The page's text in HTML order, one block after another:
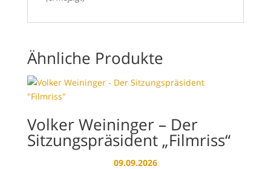
Ähnliche Produkte
Volker Weininger – Der
Sitzungspräsident „Filmriss“
09.09.2026